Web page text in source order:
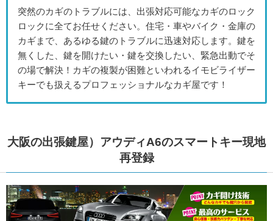
突然のカギのトラブルには、出張対応可能なカギのロック
ロックに全てお任せください。住宅・車やバイク・金庫の
カギまで、あるゆる鍵のトラブルに迅速対応します。鍵を
無くした、鍵を開けたい・鍵を交換したい、緊急出動でそ
の場で解決！カギの複製が困難といわれるイモビライザー
キーでも扱えるプロフェッショナルなカギ屋です！
大阪の出張鍵屋）アウディA6のスマートキー現地
再登録